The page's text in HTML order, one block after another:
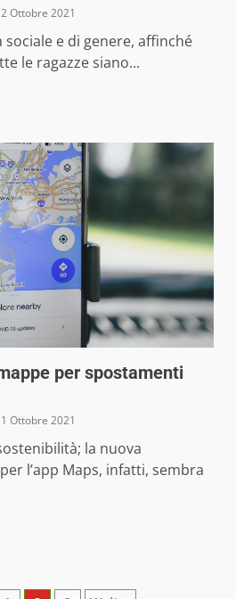
Ottobre 2021
sociale e di genere, affinché
le ragazze siano...
per spostamenti
Ottobre 2021
la nuova
l’app Maps, infatti, sembra